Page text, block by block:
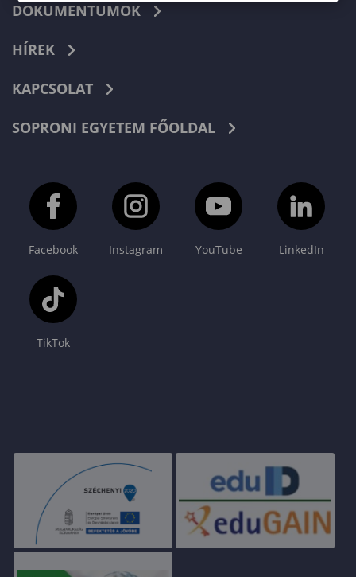
DOKUMENTUMOK
HÍREK
KAPCSOLAT
SOPRONI EGYETEM FŐOLDAL
Facebook Instagram YouTube LinkedIn
TikTok